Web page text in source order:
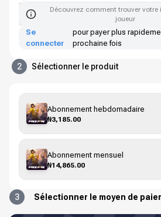
Découvrez comment trouver votre
joueur
Se
connecter
pour payer plus
prochaine fois
2 Sélectionner le produit
Abonnement hebdomadaire
₦3,185.00
Abonnement mensuel
₦14,865.00
3 Sélectionner le moyen de